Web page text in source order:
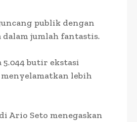
publik dengan
jumlah fantastis.
5.044 butir ekstasi
lebih
Ario Seto menegaskan